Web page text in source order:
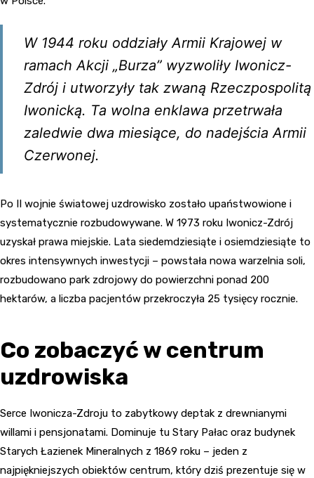
W 1944 roku oddziały Armii Krajowej w
ramach Akcji „Burza” wyzwoliły Iwonicz-
Zdrój i utworzyły tak zwaną Rzeczpospolitą
Iwonicką. Ta wolna enklawa przetrwała
zaledwie dwa miesiące, do nadejścia Armii
Czerwonej.
Po II wojnie światowej uzdrowisko zostało upaństwowione i
systematycznie rozbudowywane. W 1973 roku Iwonicz-Zdrój
uzyskał prawa miejskie. Lata siedemdziesiąte i osiemdziesiąte to
okres intensywnych inwestycji – powstała nowa warzelnia soli,
rozbudowano park zdrojowy do powierzchni ponad 200
hektarów, a liczba pacjentów przekroczyła 25 tysięcy rocznie.
Co zobaczyć w centrum
uzdrowiska
Serce Iwonicza-Zdroju to zabytkowy deptak z drewnianymi
willami i pensjonatami. Dominuje tu Stary Pałac oraz budynek
Starych Łazienek Mineralnych z 1869 roku – jeden z
najpiękniejszych obiektów centrum, który dziś prezentuje się w